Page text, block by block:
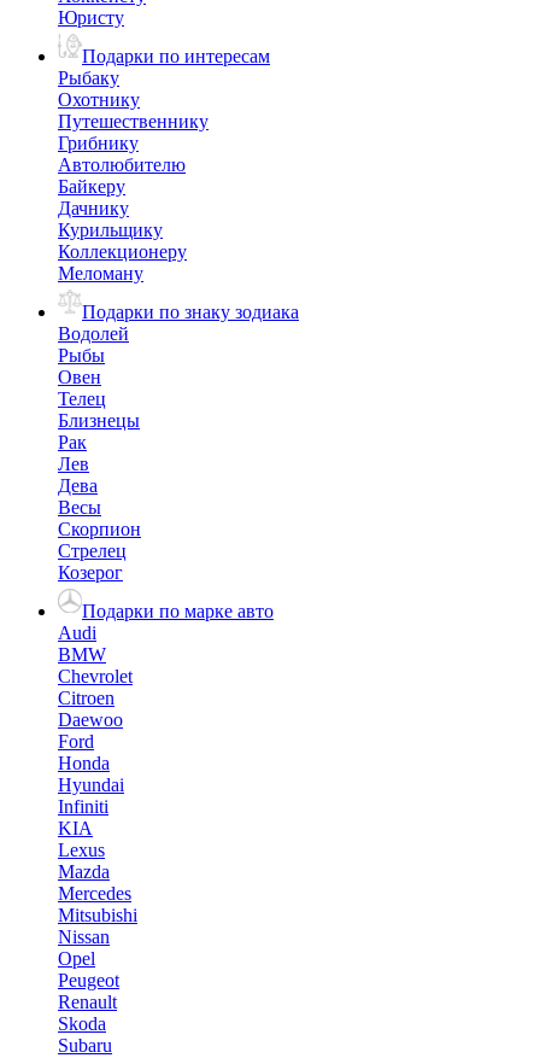
Юристу
Подарки по интересам
Рыбаку
Охотнику
Путешественнику
Грибнику
Автолюбителю
Байкеру
Дачнику
Курильщику
Коллекционеру
Меломану
Подарки по знаку зодиака
Водолей
Рыбы
Овен
Телец
Близнецы
Рак
Лев
Дева
Весы
Скорпион
Стрелец
Козерог
Подарки по марке авто
Audi
BMW
Chevrolet
Citroen
Daewoo
Ford
Honda
Hyundai
Infiniti
KIA
Lexus
Mazda
Mercedes
Mitsubishi
Nissan
Opel
Peugeot
Renault
Skoda
Subaru